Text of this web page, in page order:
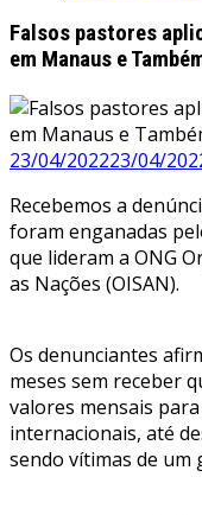
Falsos pastores
em Manaus e
23/04/202223/04/
Recebemos a
foram enganadas
que lideram a ONG
as Nações (OISAN).
Os denunciantes
meses sem receber
valores mensais
internacionais, até
sendo vítimas de